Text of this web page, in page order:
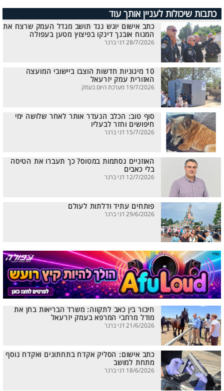
כתבות שיכולות לעניין אותך עוד
כתב אישום יוגש נגד תושב מגדל העמק שרצח את
המנוח אובנך דינקו בפיצוץ מטען בעפולה
28/7/2026 דני ברנר
10 מיגוניות חדשות הוצבו ביישובי המועצה
האזורית עמק יזרעאל
19/7/2026 מערכת היום בעמק
סוף טוב: הכלב הנעדר אותר לאחר שלושה ימי
חיפושים וחזר לבעליו
15/7/2026 דני ברנר
האוזניים נסתמות במטוס? כך תעברו את הטיסה
בלי כאבים
12/7/2026 דני ברנר
פותחים עתיד ודלתות לעולם
29/6/2026 דני ברנר
חיבור בין כאב לתקווה: משרד הבריאות בחן את
מודל מרחבי המרפא בעמק יזרעאל
21/6/2026 דני ברנר
כתב אישום: הסליק אקדח בתחתונים ואקדח נוסף
מתחת למושב
18/6/2026 דני ברנר